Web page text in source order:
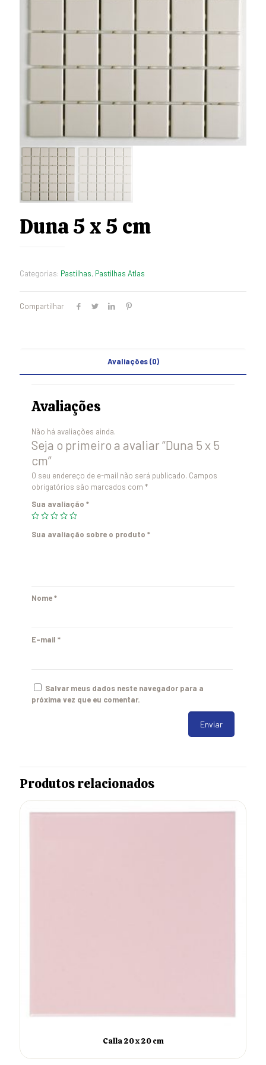
Duna 5 x 5 cm
Categorias: Pastilhas, Pastilhas Atlas
Compartilhar
Avaliações (0)
Avaliações
Não há avaliações ainda.
Seja o primeiro a avaliar “Duna 5 x 5
cm”
O seu endereço de e-mail não será publicado. Campos
obrigatórios são marcados com *
Sua avaliação *
Sua avaliação sobre o produto *
Nome*
E-mail *
Salvar meus dados neste navegador para a
próxima vez que eu comentar.
Produtos relacionados
Calla 20 x 20 cm